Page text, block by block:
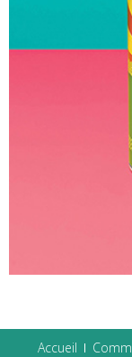
Accueil